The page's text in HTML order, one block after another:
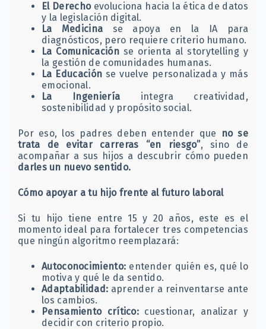
El Derechoevoluciona hacia la ética de datos
y la legislación digital.
La Medicina se apoya en la IA para
diagnósticos, pero requiere criterio humano.
La Comunicaciónse orienta al storytelling y
la gestión de comunidades humanas.
La Educación se vuelve personalizada y más
emocional.
La Ingeniería integra creatividad,
sostenibilidad y propósito social.
Por eso, los padres deben entender que
no se
trata de evitar carreras “en riesgo”, sino de
acompañar a sus hijos a descubrir cómo pueden
darles un nuevo sentido.
Cómo apoyar a tu hijo frente al futuro laboral
Si tu hijo tiene entre 15 y 20 años, este es el
momento ideal para fortalecer tres competencias
que ningún algoritmo reemplazará:
Autoconocimiento: entender quién es, qué lo
motiva y qué le da sentido.
Adaptabilidad: aprender a reinventarse ante
los cambios.
Pensamiento crítico: cuestionar, analizar y
decidir con criterio propio.